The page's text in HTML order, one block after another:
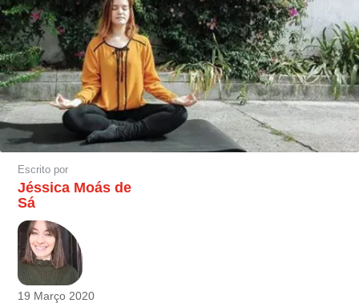
Escrito por
Jéssica Moás de
Sá
19 Março 2020